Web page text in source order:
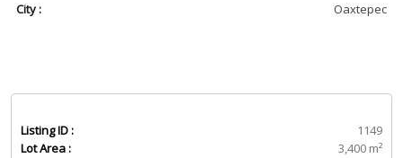
City :
Oaxtepec
Listing ID :
1149
Lot Area :
3,400 m²